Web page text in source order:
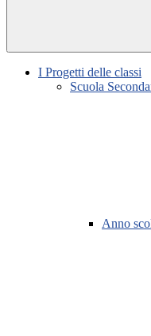
I Progetti delle classi
Scuola
Anno